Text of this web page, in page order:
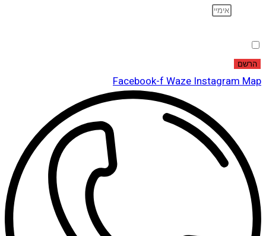
הרשם
Facebook-f Waze Instagram Map